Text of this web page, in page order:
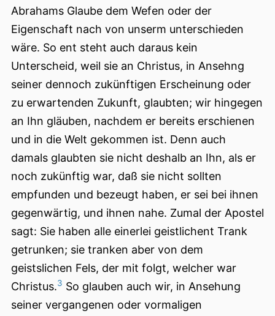
Abrahams Glaube dem Wefen oder der
Eigenschaft nach von unserm unterschieden
wäre. So ent steht auch daraus kein
Unterscheid, weil sie an Christus, in Ansehng
seiner dennoch zukünftigen Erscheinung oder
zu erwartenden Zukunft, glaubten; wir hingegen
an Ihn gläuben, nachdem er bereits erschienen
und in die Welt gekommen ist. Denn auch
damals glaubten sie nicht deshalb an Ihn, als er
noch zukünftig war, daß sie nicht sollten
empfunden und bezeugt haben, er sei bei ihnen
gegenwärtig, und ihnen nahe. Zumal der Apostel
sagt: Sie haben alle einerlei geistlichent Trank
getrunken; sie tranken aber von dem
geistslichen Fels, der mit folgt, welcher war
Christus.3 So glauben auch wir, in Ansehung
seiner vergangenen oder vormaligen